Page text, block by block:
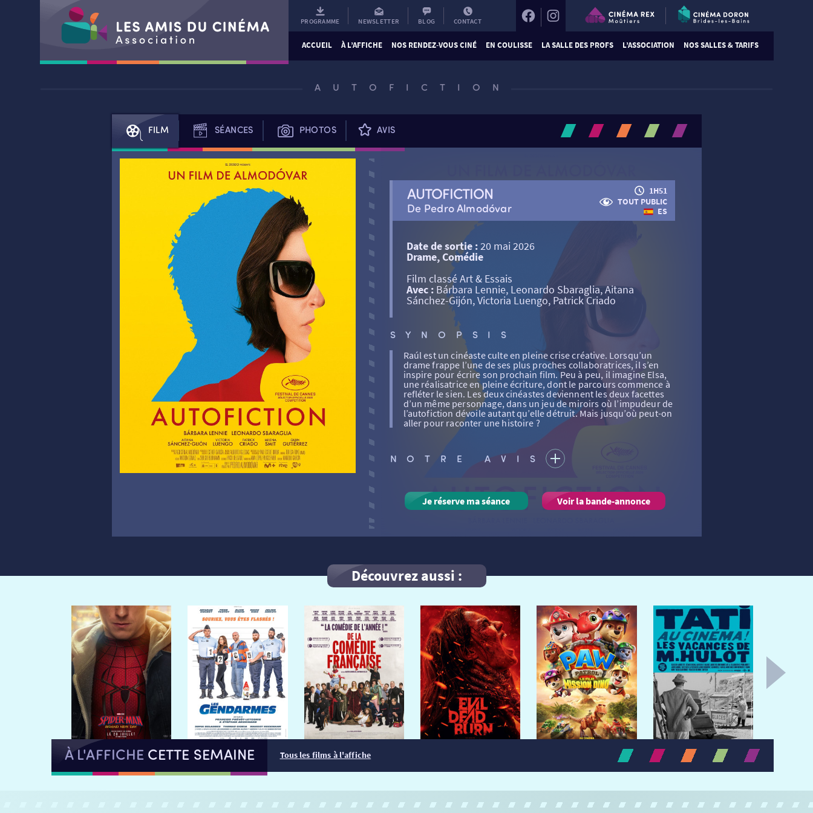
PROGRAMME NEWSLETTER BLOG CONTACT
ACCUEIL À L’AFFICHE NOS RENDEZ-VOUS CINÉ EN COULISSE LA SALLE DES PROFS L’ASSOCIATION NOS SALLES & TARIFS
AUTOFICTION
FILM SÉANCES PHOTOS AVIS
AUTOFICTION
De Pedro Almodóvar
1H51
TOUT PUBLIC
ES
Date de sortie :20 mai 2026
Drame, Comédie
Film classé Art & Essais
Avec :Bárbara Lennie, Leonardo Sbaraglia, Aitana
Sánchez-Gijón, Victoria Luengo, Patrick Criado
SYNOPSIS
Raúl est un cinéaste culte en pleine crise créative. Lorsqu’un
drame frappe l’une de ses plus proches collaboratrices, il s’en
inspire pour écrire son prochain film. Peu à peu, il imagine Elsa,
une réalisatrice en pleine écriture, dont le parcours commence à
refléter le sien. Les deux cinéastes deviennent les deux facettes
d’un même personnage, dans un jeu de miroirs où l’impudeur de
l’autofiction dévoile autant qu’elle détruit. Mais jusqu’où peut-on
aller pour raconter une histoire ?
NOTRE AVIS
Je réserve ma séance Voir la bande-annonce
Découvrez aussi :
À L'AFFICHE CETTE SEMAINE Tous les films à l'affiche